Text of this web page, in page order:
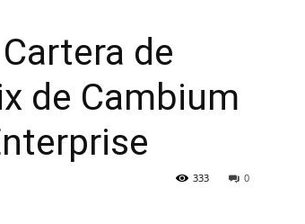
de
de Cambium
0
333